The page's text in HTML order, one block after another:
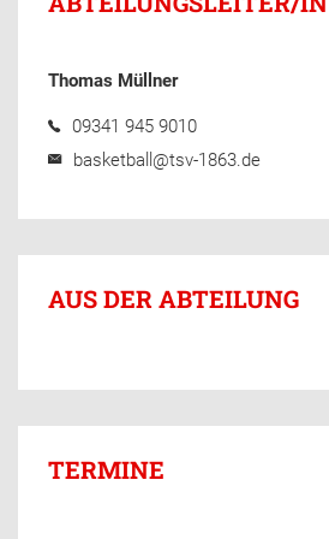
Thomas Müllner
09341 945 9010
basketball@tsv-1863.de
AUS DER ABTEILUNG
TERMINE